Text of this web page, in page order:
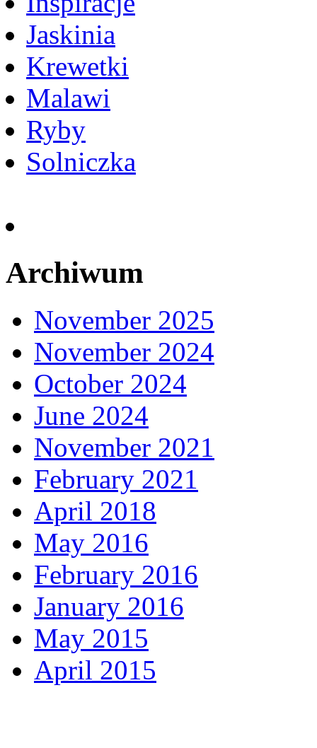
Jaskinia
Krewetki
Malawi
Ryby
Solniczka
Archiwum
November 2025
November 2024
October 2024
June 2024
November 2021
February 2021
April 2018
May 2016
February 2016
January 2016
May 2015
April 2015